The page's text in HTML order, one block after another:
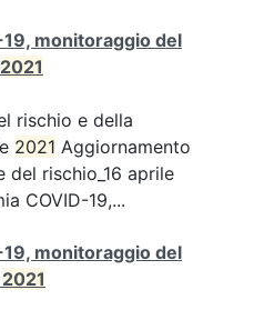
19, monitoraggio del
2021
rischio e della
2021 Aggiornamento
del rischio_16 aprile
COVID-19,...
19, monitoraggio del
2021